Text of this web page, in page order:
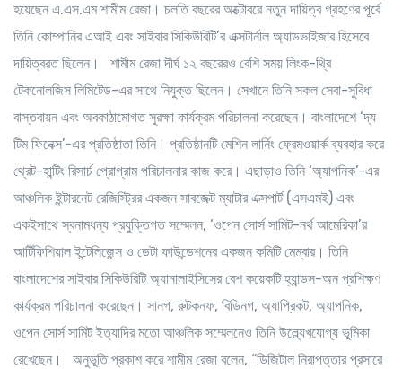
হয়েছেন এ.এস.এম শামীম রেজা। চলতি বছরের অক্টোবরে নতুন দায়িত্ব গ্রহণের পূর্বে
তিনি কোম্পানির এআই এবং সাইবার সিকিউরিটি’র এক্সটার্নাল অ্যাডভাইজার হিসেবে
দায়িত্বরত ছিলেন। শামীম রেজা দীর্ঘ ১২ বছরেরও বেশি সময় লিংক-থ্রি
টেকনোলজিস লিমিটেড-এর সাথে নিযুক্ত ছিলেন। সেখানে তিনি সকল সেবা-সুবিধা
বাস্তবায়ন এবং অবকাঠামোগত সুরক্ষা কার্যক্রম পরিচালনা করেছেন। বাংলাদেশে ‘দ্য
টিম ফিনেক্স’-এর প্রতিষ্ঠাতা তিনি। প্রতিষ্ঠানটি মেশিন লার্নিং ফ্রেমওয়ার্ক ব্যবহার করে
থ্রেট-হান্টিং রিসার্চ প্রোগ্রাম পরিচালনার কাজ করে। এছাড়াও তিনি ‘অ্যাপনিক’-এর
আঞ্চলিক ইন্টারনেট রেজিস্ট্রির একজন সাবজেক্ট ম্যাটার এক্সপার্ট (এসএমই) এবং
একইসাথে স্বনামধন্য প্রযুক্তিগত সম্মেলন, ‘ওপেন সোর্স সামিট-নর্থ আমেরিকা’র
আর্টিফিশিয়াল ইন্টেলিজেন্স ও ডেটা ফাউন্ডেশনের একজন কমিটি মেম্বার। তিনি
বাংলাদেশের সাইবার সিকিউরিটি অ্যানালাইসিসের বেশ কয়েকটি হ্যান্ডস-অন প্রশিক্ষণ
কার্যক্রম পরিচালনা করেছেন। সানগ, রুটকনফ, বিডিনগ, অ্যাপ্রিকট, অ্যাপনিক,
ওপেন সোর্স সামিট ইত্যাদির মতো আঞ্চলিক সম্মেলনেও তিনি উল্ল্যেখযোগ্য ভূমিকা
রেখেছেন। অনুভূতি প্রকাশ করে শামীম রেজা বলেন, “ডিজিটাল নিরাপত্তার প্রসারে